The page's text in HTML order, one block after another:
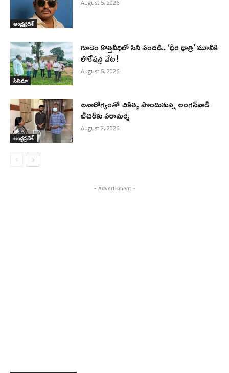
ఆంధ్రప్రదేశ్
August 5, 2026
సినిమా
గూడెం కొత్తవీధిలో సినీ సందడి.. ‘ధీర ధాత్రి’ మూవీకి
లొకేషన్ల వేట!
August 5, 2026
ఆంధ్రప్రదేశ్
అనారోగ్యంతో చికిత్స పొందుతున్న అంగన్‌వాడీ
టీచర్‌కు పరామర్శ
August 2, 2026
- Advertisment -